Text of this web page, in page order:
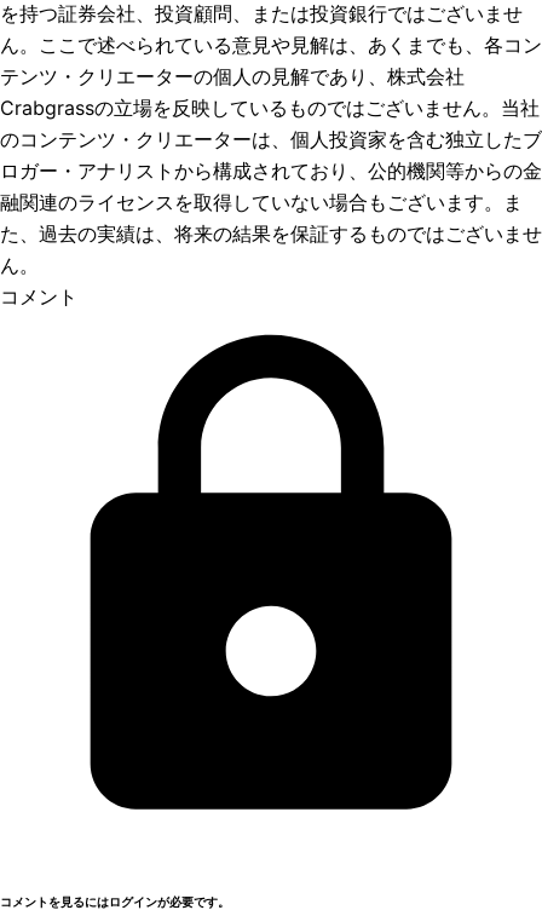
を持つ証券会社、投資顧問、または投資銀行ではございませ
ん。ここで述べられている意見や見解は、あくまでも、各コン
テンツ・クリエーターの個人の見解であり、株式会社
Crabgrassの立場を反映しているものではございません。当社
のコンテンツ・クリエーターは、個人投資家を含む独立したブ
ロガー・アナリストから構成されており、公的機関等からの金
融関連のライセンスを取得していない場合もございます。ま
た、過去の実績は、将来の結果を保証するものではございませ
ん。
コメント
コメントを見るにはログインが必要です。